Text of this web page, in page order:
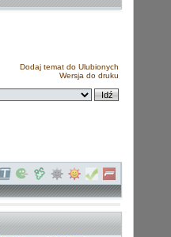
Dodaj temat do Ulubionych
Wersja do druku